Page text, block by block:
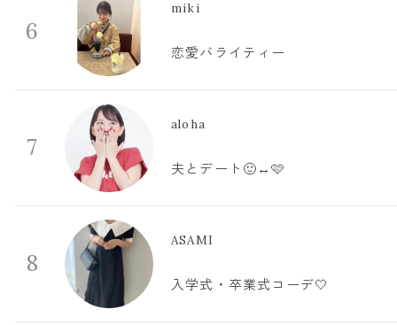
6
miki
恋愛バライティー
7
aloha
夫とデート🙂‍↔️🩷
8
ASAMI
入学式・卒業式コーデ🤍